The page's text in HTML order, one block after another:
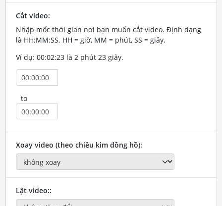
Cắt video:
Nhập mốc thời gian nơi bạn muốn cắt video. Định dạng
là HH:MM:SS. HH = giờ, MM = phút, SS = giây.
Ví dụ: 00:02:23 là 2 phút 23 giây.
to
Xoay video (theo chiều kim đồng hồ):
Lật video::